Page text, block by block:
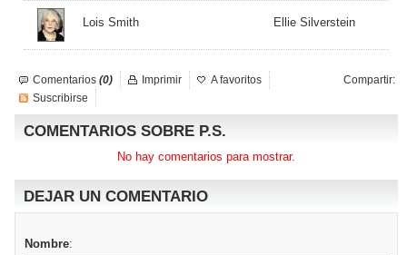
Lois Smith Ellie Silverstein
Comentarios (0) Compartir:
Imprimir
A favoritos
Suscribirse
COMENTARIOS SOBRE P.S.
No hay comentarios para mostrar.
DEJAR UN COMENTARIO
Nombre: